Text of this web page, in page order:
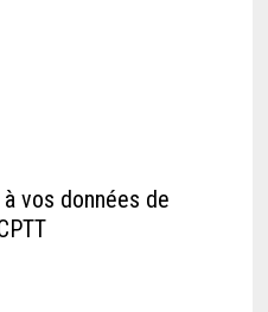
vos données de